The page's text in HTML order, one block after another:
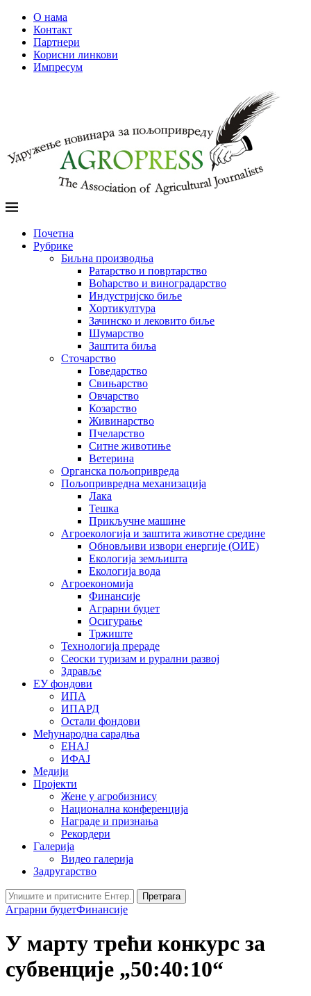
О нама
Контакт
Партнери
Корисни линкови
Импресум
Почетна
Рубрике
Биљна производња
Ратарство и повртарство
Воћарство и виноградарство
Индустријско биље
Хортикултура
Зачинско и лековито биље
Шумарство
Заштита биља
Сточарство
Говедарство
Свињарство
Овчарство
Козарство
Живинарство
Пчеларство
Ситне животиње
Ветерина
Органска пољопривреда
Пољопривредна механизација
Лака
Тешка
Прикључне машине
Агроекологија и заштита животне средине
Обновљиви извори енергије (ОИЕ)
Екологија земљишта
Екологија вода
Агроекономија
Финансије
Аграрни буџет
Осигурање
Тржиште
Технологија прераде
Сеоски туризам и рурални развој
Здравље
ЕУ фондови
ИПА
ИПАРД
Остали фондови
Међународна сарадња
ЕНАЈ
ИФАЈ
Медији
Пројекти
Жене у агробизнису
Национална конференција
Награде и признања
Рекордери
Галерија
Видео галерија
Задругарство
Претрага
Аграрни буџетФинансије
У марту трећи конкурс за
субвенције „50:40:10“